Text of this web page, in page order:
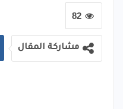
82
مشاركة المقال